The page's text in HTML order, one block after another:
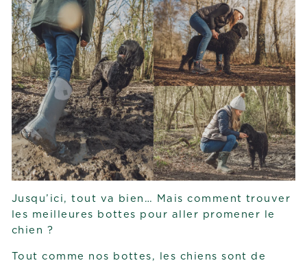
Jusqu’ici, tout va bien… Mais comment trouver
les meilleures bottes pour aller promener le
chien ?
Tout comme nos bottes, les chiens sont de